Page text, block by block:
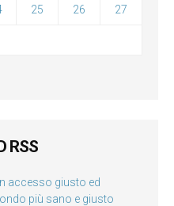
25 26 27
RSS
accesso giusto ed
più sano e giusto